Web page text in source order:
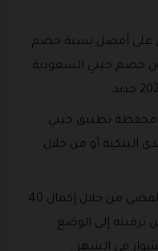
على أفضل نسبة خصم
خصم جيني السعودية
محفظة تطبيق جيني
البنكية أو من خلال
يمكن ترقية الكابتن إلى الوضع الفضي من خلال إكمال 40
ترقيته إلى الوضع